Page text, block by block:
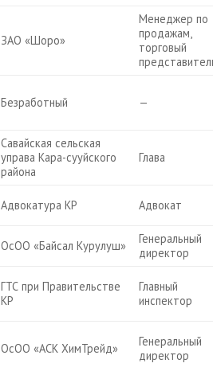
ЗАО «Шоро»
Менеджер по
продажам,
торговый
Безработный —
Савайская сельская
управа Кара-сууйского
района
Глава
Адвокатура КР Адвокат
ОсОО «Байсал Курулуш»
Генеральный
директор
ГТС при Правительстве
КР
Главный
инспектор
ОсОО «АСК ХимТрейд»
Генеральный
директор